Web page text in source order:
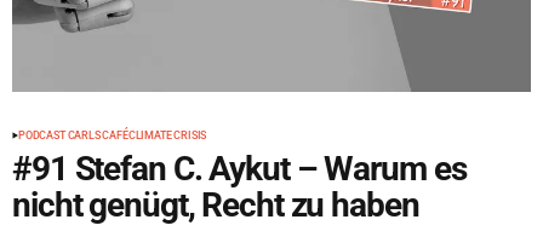
PODCAST CARLS CAFÉCLIMATE CRISIS
#91 Stefan C. Aykut – Warum es
nicht genügt, Recht zu haben